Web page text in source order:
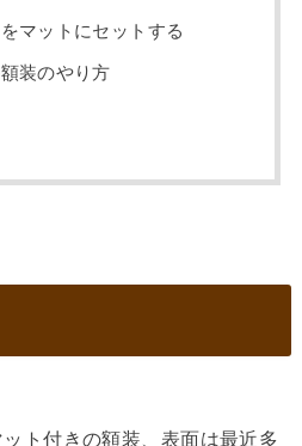
マットにセットする
装のやり方
ト付きの額装、表面は最近多